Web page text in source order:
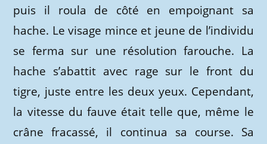
puis il roula de côté en empoignant sa
hache. Le visage mince et jeune de l’individu
se ferma sur une résolution farouche. La
hache s’abattit avec rage sur le front du
tigre, juste entre les deux yeux. Cependant,
la vitesse du fauve était telle que, même le
crâne fracassé, il continua sa course. Sa